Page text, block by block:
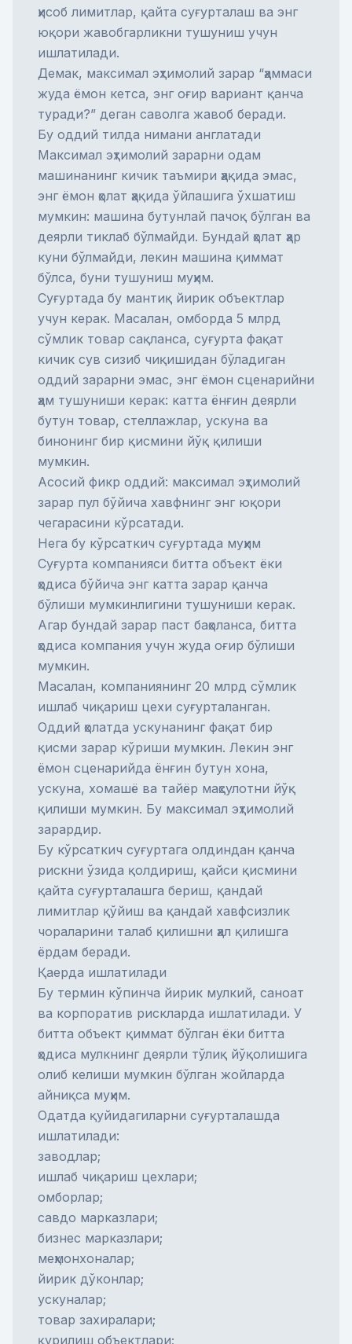
ҳисоб лимитлар, қайта суғурталаш ва энг
юқори жавобгарликни тушуниш учун
ишлатилади.
Демак, максимал эҳтимолий зарар “ҳаммаси
жуда ёмон кетса, энг оғир вариант қанча
туради?” деган саволга жавоб беради.
Бу оддий тилда нимани англатади
Максимал эҳтимолий зарарни одам
машинанинг кичик таъмири ҳақида эмас,
энг ёмон ҳолат ҳақида ўйлашига ўхшатиш
мумкин: машина бутунлай пачоқ бўлган ва
деярли тиклаб бўлмайди. Бундай ҳолат ҳар
куни бўлмайди, лекин машина қиммат
бўлса, буни тушуниш муҳим.
Суғуртада бу мантиқ йирик объектлар
учун керак. Масалан, омборда 5 млрд
сўмлик товар сақланса, суғурта фақат
кичик сув сизиб чиқишидан бўладиган
оддий зарарни эмас, энг ёмон сценарийни
ҳам тушуниши керак: катта ёнғин деярли
бутун товар, стеллажлар, ускуна ва
бинонинг бир қисмини йўқ қилиши
мумкин.
Асосий фикр оддий: максимал эҳтимолий
зарар пул бўйича хавфнинг энг юқори
чегарасини кўрсатади.
Нега бу кўрсаткич суғуртада муҳим
Суғурта компанияси битта объект ёки
ҳодиса бўйича энг катта зарар қанча
бўлиши мумкинлигини тушуниши керак.
Агар бундай зарар паст баҳоланса, битта
ҳодиса компания учун жуда оғир бўлиши
мумкин.
Масалан, компаниянинг 20 млрд сўмлик
ишлаб чиқариш цехи суғурталанган.
Оддий ҳолатда ускунанинг фақат бир
қисми зарар кўриши мумкин. Лекин энг
ёмон сценарийда ёнғин бутун хона,
ускуна, хомашё ва тайёр маҳсулотни йўқ
қилиши мумкин. Бу максимал эҳтимолий
зарардир.
Бу кўрсаткич суғуртага олдиндан қанча
рискни ўзида қолдириш, қайси қисмини
қайта суғурталашга бериш, қандай
лимитлар қўйиш ва қандай хавфсизлик
чораларини талаб қилишни ҳал қилишга
ёрдам беради.
Қаерда ишлатилади
Бу термин кўпинча йирик мулкий, саноат
ва корпоратив рискларда ишлатилади. У
битта объект қиммат бўлган ёки битта
ҳодиса мулкнинг деярли тўлиқ йўқолишига
олиб келиши мумкин бўлган жойларда
айниқса муҳим.
Одатда қуйидагиларни суғурталашда
ишлатилади:
заводлар;
ишлаб чиқариш цехлари;
омборлар;
савдо марказлари;
бизнес марказлари;
меҳмонхоналар;
йирик дўконлар;
ускуналар;
товар захиралари;
қурилиш объектлари;